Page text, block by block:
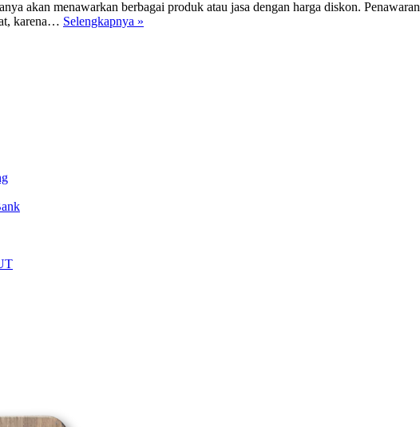
akan menawarkan berbagai produk atau jasa dengan harga diskon. Penawaran
karena… Selengkapnya »